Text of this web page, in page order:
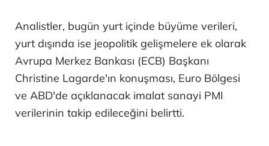
Analistler, bugün yurt içinde büyüme verileri,
yurt dışında ise jeopolitik gelişmelere ek olarak
Avrupa Merkez Bankası (ECB) Başkanı
Christine Lagarde'ın konuşması, Euro Bölgesi
ve ABD'de açıklanacak imalat sanayi PMI
verilerinin takip edileceğini belirtti.